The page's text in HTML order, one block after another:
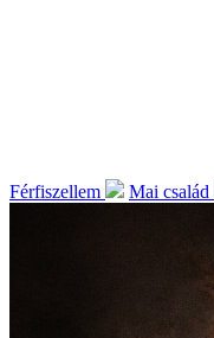
Férfiszellem Mai család